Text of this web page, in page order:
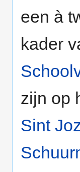
een à
kader
zijn op
Sint